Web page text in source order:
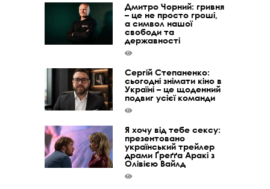
Дмитро Чорний: гривня
– це не просто гроші,
а символ нашої
свободи та
державності
Сергій Степаненко:
сьогодні знімати кіно в
Україні – це щоденний
подвиг усієї команди
Я хочу від тебе сексу:
презентовано
український трейлер
драми Ґреґґа Аракі з
Олівією Вайлд